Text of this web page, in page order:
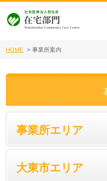
HOME > 事業所案内
事業所エリア
大東市エリア